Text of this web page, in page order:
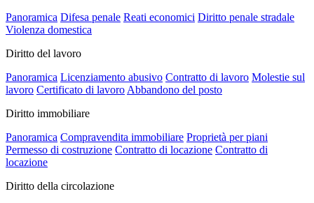
Panoramica Difesa penale Reati economici Diritto penale stradale
Violenza domestica
Diritto del lavoro
Panoramica Licenziamento abusivo Contratto di lavoro Molestie sul
lavoro Certificato di lavoro Abbandono del posto
Diritto immobiliare
Panoramica Compravendita immobiliare Proprietà per piani
Permesso di costruzione Contratto di locazione Contratto di
locazione
Diritto della circolazione